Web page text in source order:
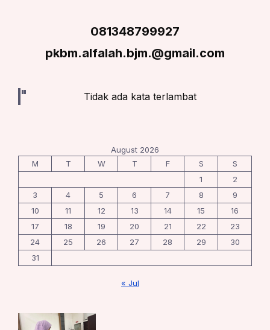
081348799927
pkbm.alfalah.bjm.@gmail.com
Tidak ada kata terlambat
August 2026
M
T W T F S
S
1
2
3
4 5 6 7 8
9
10
11 12 13 14 15
16
17
18 19 20 21 22
23
24
25 26 27 28 29
30
31
« Jul